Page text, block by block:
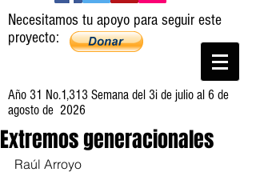
Necesitamos tu apoyo para seguir este
proyecto:
Año 31 No.1,313 Semana del 3i de julio al 6 de
agosto de 2026
Extremos generacionales
Raúl Arroyo